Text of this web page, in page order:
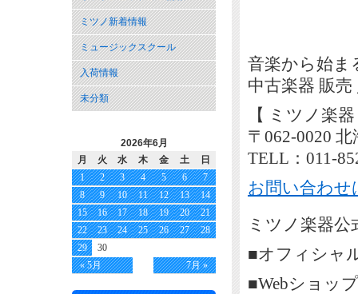
音楽から始ま
中古楽器 販
【 ミツノ楽
〒062-0020
TELL：011-
お問い合わせ
ミツノ楽器
■オフィシャ
■Webショッ
ミツノ新着情報
ミュージックスクール
入荷情報
未分類
2026年6月
月
火 水 木 金 土 日
« 5月 7月 »
1 2 3 4 5 6
7
8
9 10 11 12 13
14
15
16 17 18 19 20
21
22
23 24 25 26 27
28
29
30